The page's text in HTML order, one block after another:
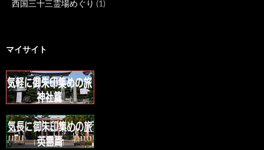
西国三十三霊場めぐり (1)
マイサイト